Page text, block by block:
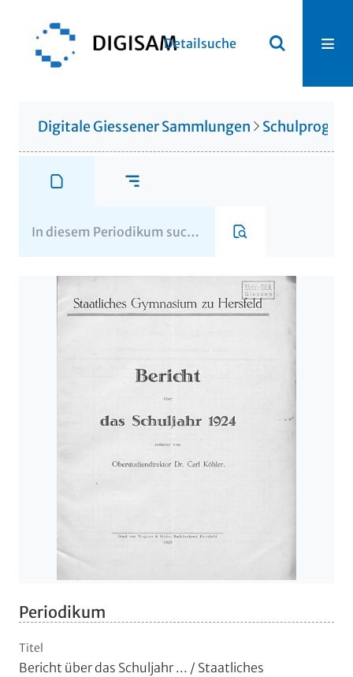
Detailsuche
Digitale Giessener Sammlungen
Periodikum
Titel
Bericht über das Schuljahr ... / Staatliches